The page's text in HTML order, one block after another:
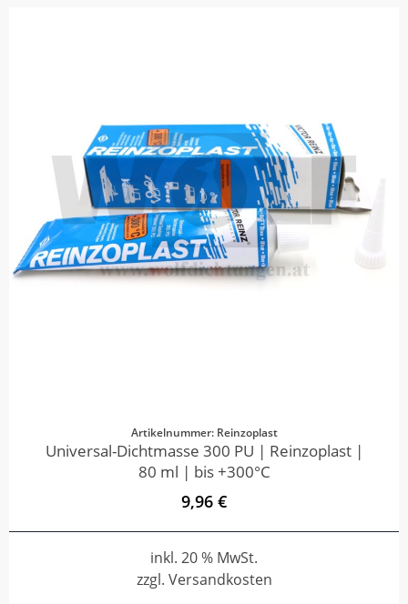
Artikelnummer: Reinzoplast
Universal-Dichtmasse 300 PU | Reinzoplast |
80 ml | bis +300°C
9,96 €
inkl. 20 % MwSt.
zzgl. Versandkosten